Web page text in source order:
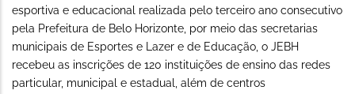
esportiva e educacional realizada pelo terceiro ano consecutivo
pela Prefeitura de Belo Horizonte, por meio das secretarias
municipais de Esportes e Lazer e de Educação, o JEBH
recebeu as inscrições de 120 instituições de ensino das redes
particular, municipal e estadual, além de centros